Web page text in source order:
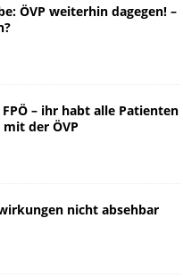
ÖVP weiterhin dagegen! –
– ihr habt alle Patienten
der ÖVP
nicht absehbar